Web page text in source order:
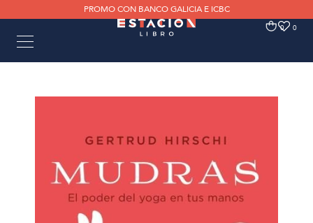
PROMO CON BANCO GALICIA E ICBC
0 0